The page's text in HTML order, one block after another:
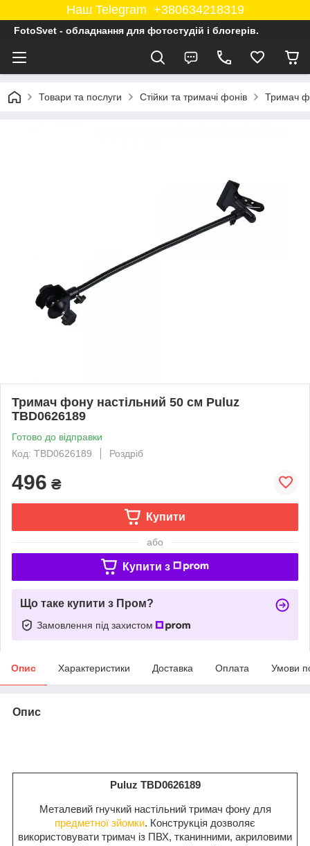
Наш Telegram +380634218319
FotoSvet - обладнання для фотостудій і блогерів.
Товари та послуги Стійки та тримачі фонів Тримач
Тримач фону настільний 50 см Puluz
TBD0626189
Готово до відправки
Код: TBD0626189
Роздріб
496 ₴
Купити
або
Купити з
Що таке купити з Пром?
Замовлення під захистом
Опис Характеристики Доставка Оплата Умови
Опис
Puluz TBD0626189
Металевий гнучкий настільний тримач фону для
предметної зйомки. Конструкція дозволяє
використовувати тримач із ПВХ, тканинними, акриловими